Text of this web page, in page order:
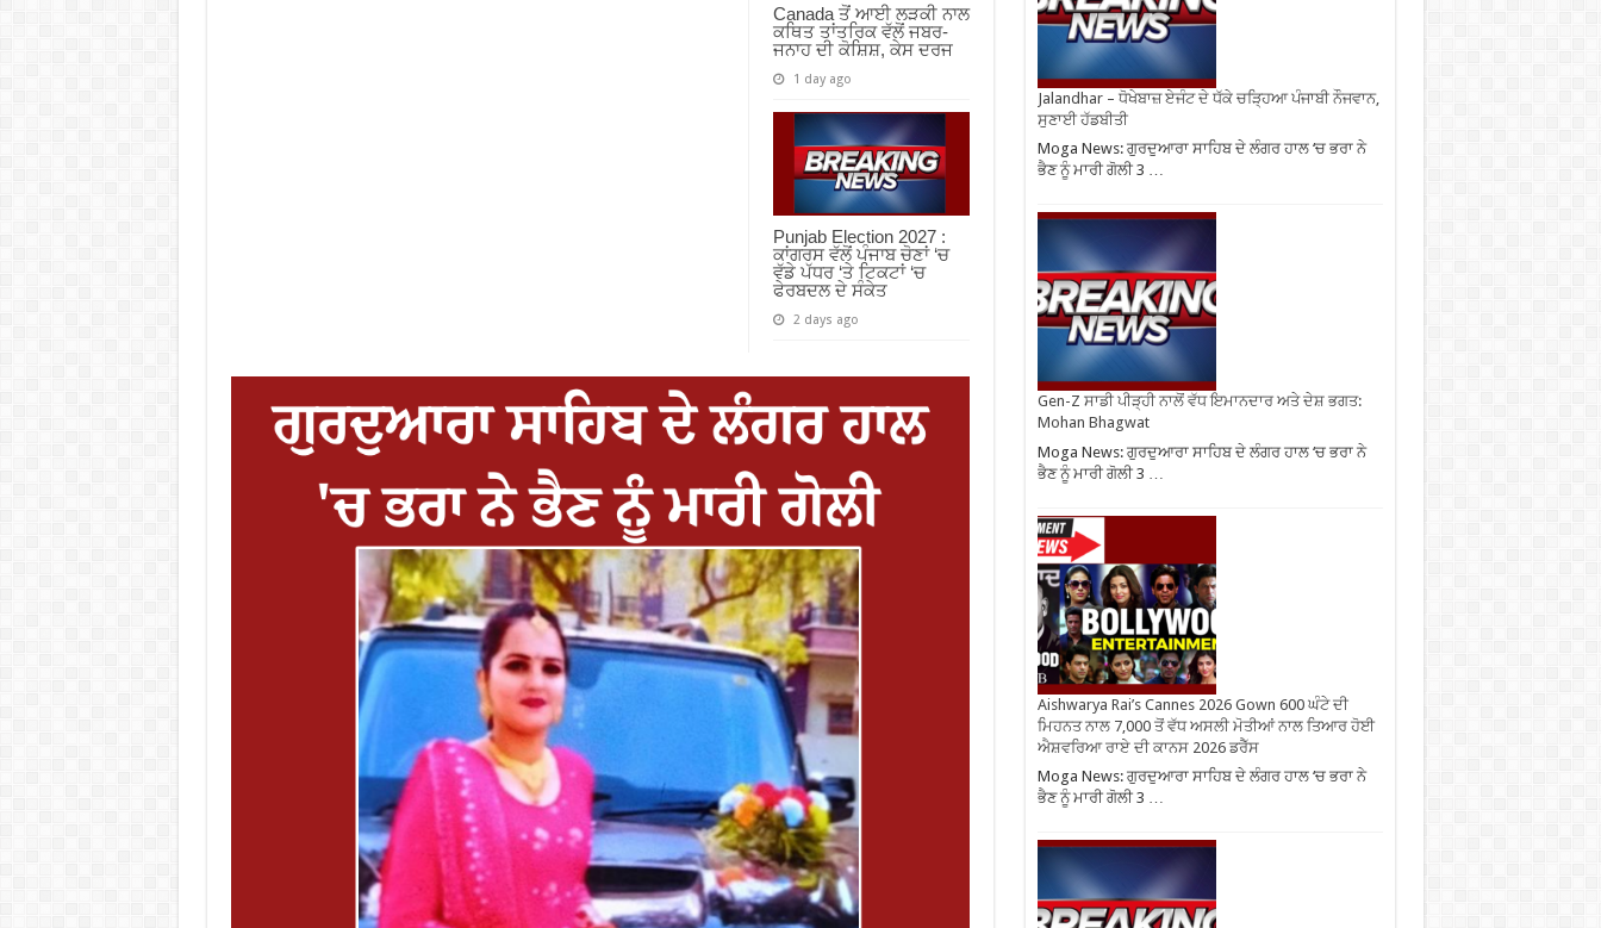
Canada ਤੋਂ ਆਈ ਲੜਕੀ ਨਾਲ
ਕਥਿਤ ਤਾਂਤਰਿਕ ਵੱਲੋਂ ਜਬਰ-
ਜਨਾਹ ਦੀ ਕੋਸ਼ਿਸ਼, ਕੇਸ ਦਰਜ
1 day ago
Punjab Election 2027 :
ਕਾਂਗਰਸ ਵੱਲੋਂ ਪੰਜਾਬ ਚੋਣਾਂ ‘ਚ
ਵੱਡੇ ਪੱਧਰ ‘ਤੇ ਟਿਕਟਾਂ ‘ਚ
ਫੇਰਬਦਲ ਦੇ ਸੰਕੇਤ
2 days ago
Jalandhar – ਧੋਖੇਬਾਜ਼ ਏਜੰਟ ਦੇ ਧੱਕੇ ਚੜ੍ਹਿਆ ਪੰਜਾਬੀ ਨੌਜਵਾਨ,
ਸੁਣਾਈ ਹੱਡਬੀਤੀ
Moga News: ਗੁਰਦੁਆਰਾ ਸਾਹਿਬ ਦੇ ਲੰਗਰ ਹਾਲ ‘ਚ ਭਰਾ ਨੇ
ਭੈਣ ਨੂੰ ਮਾਰੀ ਗੋਲੀ 3 …
Gen-Z ਸਾਡੀ ਪੀੜ੍ਹੀ ਨਾਲੋਂ ਵੱਧ ਇਮਾਨਦਾਰ ਅਤੇ ਦੇਸ਼ ਭਗਤ:
Mohan Bhagwat
Moga News: ਗੁਰਦੁਆਰਾ ਸਾਹਿਬ ਦੇ ਲੰਗਰ ਹਾਲ ‘ਚ ਭਰਾ ਨੇ
ਭੈਣ ਨੂੰ ਮਾਰੀ ਗੋਲੀ 3 …
Aishwarya Rai’s Cannes 2026 Gown 600 ਘੰਟੇ ਦੀ
ਮਿਹਨਤ ਨਾਲ 7,000 ਤੋਂ ਵੱਧ ਅਸਲੀ ਮੋਤੀਆਂ ਨਾਲ ਤਿਆਰ ਹੋਈ
ਐਸ਼ਵਰਿਆ ਰਾਏ ਦੀ ਕਾਨਸ 2026 ਡਰੈੱਸ
Moga News: ਗੁਰਦੁਆਰਾ ਸਾਹਿਬ ਦੇ ਲੰਗਰ ਹਾਲ ‘ਚ ਭਰਾ ਨੇ
ਭੈਣ ਨੂੰ ਮਾਰੀ ਗੋਲੀ 3 …